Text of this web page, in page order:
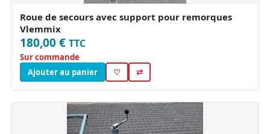
Roue de secours avec support pour remorques
Vlemmix
180,00 € TTC
Sur commande
Ajouter au panier
♡ ⇄